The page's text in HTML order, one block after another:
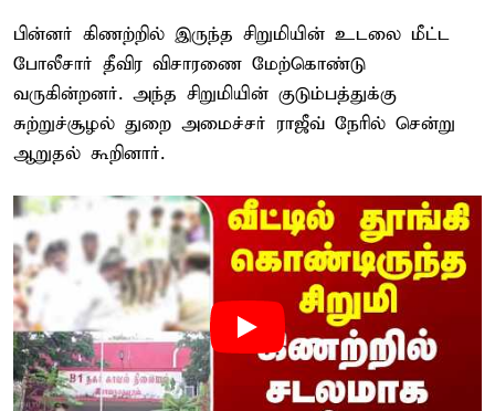
பின்னர் கிணற்றில் இருந்த சிறுமியின் உடலை மீட்ட
போலீசார் தீவிர விசாரணை மேற்கொண்டு
வருகின்றனர். அந்த சிறுமியின் குடும்பத்துக்கு
சுற்றுச்சூழல் துறை அமைச்சர் ராஜீவ் நேரில் சென்று
ஆறுதல் கூறினார்.